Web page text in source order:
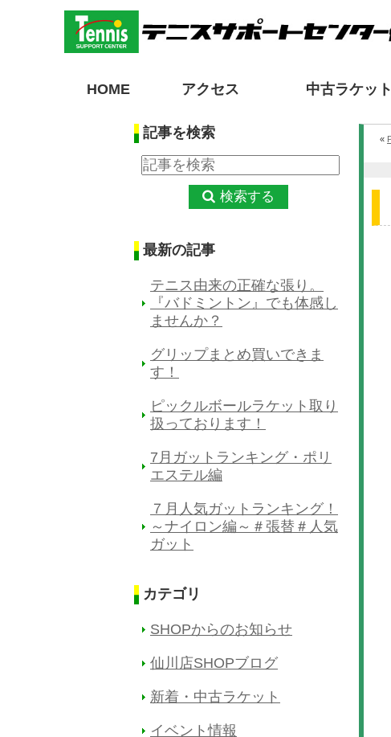
HOME アクセス 中古ラケット
記事を検索
検索する
最新の記事
テニス由来の正確な張り。
『バドミントン』でも体感し
ませんか？
グリップまとめ買いできま
す！
ピックルボールラケット取り
扱っております！
7月ガットランキング・ポリ
エステル編
７月人気ガットランキング！
～ナイロン編～＃張替＃人気
ガット
カテゴリ
SHOPからのお知らせ
仙川店SHOPブログ
新着・中古ラケット
イベント情報
«